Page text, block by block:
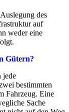
des
auf
weder eine
Gütern?
jede
bestimmten
Fahrzeug. Eine
Sache